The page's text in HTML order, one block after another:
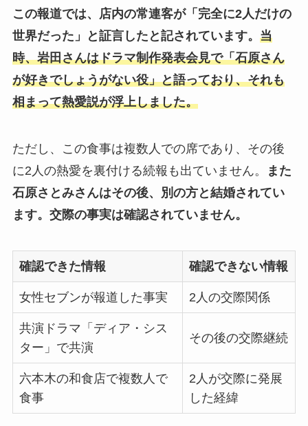
この報道では、店内の常連客が「完全に2人だけの
世界だった」と証言したと記されています。 当
時、岩田さんはドラマ制作発表会見で「石原さん
が好きでしょうがない役」と語っており、それも
相まって熱愛説が浮上しました。
ただし、この食事は複数人での席であり、その後
に2人の熱愛を裏付ける続報も出ていません。
また
石原さとみさんはその後、別の方と結婚されてい
ます。交際の事実は確認されていません。
確認できた情報 確認できない情報
女性セブンが報道した事実 2人の交際関係
共演ドラマ「ディア・シス
ター」で共演
その後の交際継続
六本木の和食店で複数人で
食事
2人が交際に発展
した経緯